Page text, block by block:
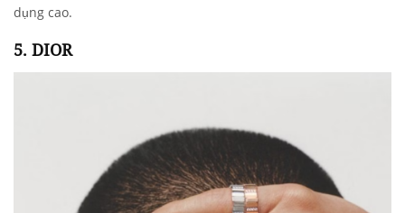
dụng cao.
5. DIOR